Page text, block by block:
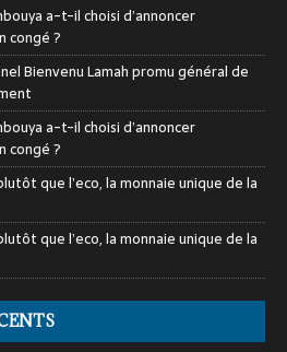
a-t-il choisi d’annoncer
congé ?
Bienvenu Lamah promu général de
a-t-il choisi d’annoncer
congé ?
que l’eco, la monnaie unique de la
que l’eco, la monnaie unique de la